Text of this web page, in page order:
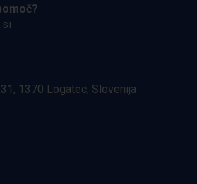
1370 Logatec, Slovenija